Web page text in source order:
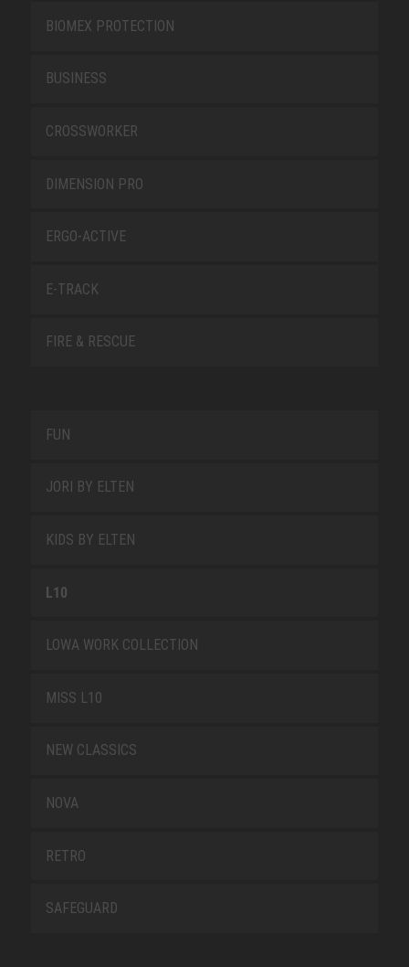
BIOMEX PROTECTION
BUSINESS
CROSSWORKER
DIMENSION PRO
ERGO-ACTIVE
E-TRACK
FIRE & RESCUE
FUN
JORI BY ELTEN
KIDS BY ELTEN
L10
LOWA WORK COLLECTION
MISS L10
NEW CLASSICS
NOVA
RETRO
SAFEGUARD